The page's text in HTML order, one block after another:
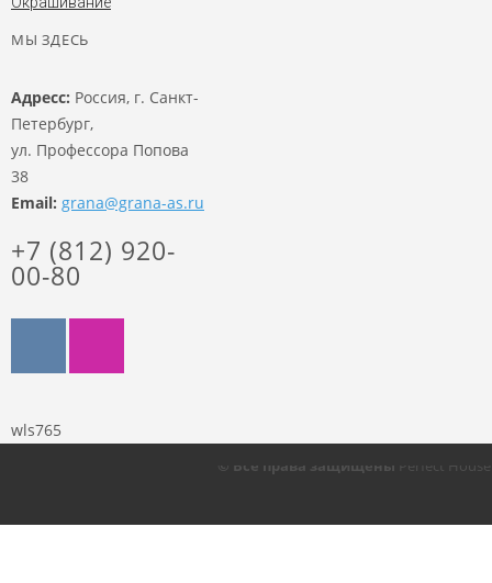
МЫ ЗДЕСЬ
Адресс: Россия, г. Санкт-
Петербург,
ул. Профессора Попова
38
Email: grana@grana-as.ru
+7 (812) 920-
00-80
wls765
© Все права защищены Perfect